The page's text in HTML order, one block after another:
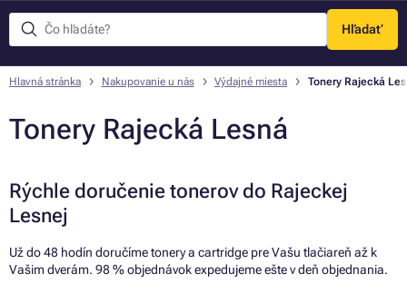
Hľadať
Menu
Hlavná stránka Nakupovanie u nás Výdajné miesta Tonery Rajecká
Tonery Rajecká Lesná
Rýchle doručenie tonerov do Rajeckej
Lesnej
Už do 48 hodín doručíme tonery a cartridge pre Vašu tlačiareň až k
Vašim dverám. 98 % objednávok expedujeme ešte v deň objednania.